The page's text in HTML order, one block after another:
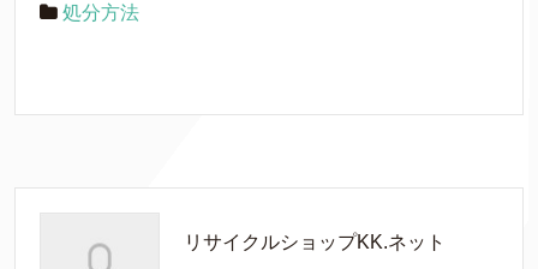
処分方法
リサイクルショップKK.ネット